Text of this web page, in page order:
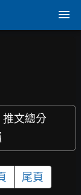
推文總分
尾頁